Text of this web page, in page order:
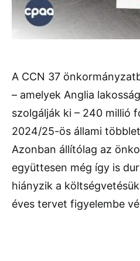
A CCN 37
– amelyek Anglia
szolgálják ki – 240 millió
2024/25-ös állami
Azonban állítólag az
együttesen még így is
hiányzik a
éves tervet figyelembe